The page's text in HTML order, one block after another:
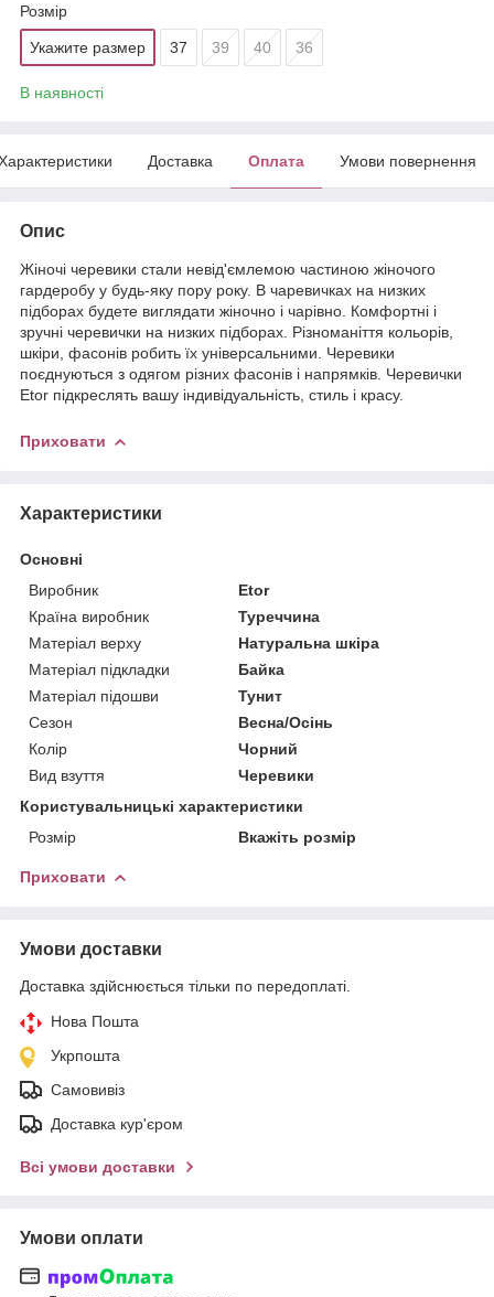
Розмір
Укажите размер 37 39 40 36
В наявності
Доставка Оплата Умови повернення
Опис
Жіночі черевики стали невід'ємлемою частиною жіночого
гардеробу у будь-яку пору року. В чаревичках на низких
підборах будете виглядати жіночно і чарівно. Комфортні і
зручні черевички на низких підборах. Різноманіття кольорів,
шкіри, фасонів робить їх універсальними. Черевики
поєднуються з одягом різних фасонів і напрямків. Черевички
Etor підкреслять вашу індивідуальність, стиль і красу.
Приховати
Характеристики
Основні
Виробник
Etor
Країна виробник
Туреччина
Матеріал верху
Натуральна шкіра
Матеріал підкладки
Байка
Матеріал підошви
Тунит
Сезон
Весна/Осінь
Колір
Чорний
Вид взуття
Черевики
Користувальницькі характеристики
Розмір
Вкажіть розмір
Приховати
Умови доставки
Доставка здійснюється тільки по передоплаті.
Нова Пошта
Укрпошта
Самовивіз
Доставка кур'єром
Всі умови доставки
Умови оплати